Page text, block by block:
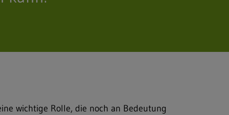
wichtige Rolle, die noch an Bedeutung